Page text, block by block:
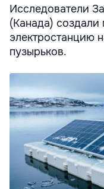
Исследователи
(Канада)
электростанцию
пузырьков.